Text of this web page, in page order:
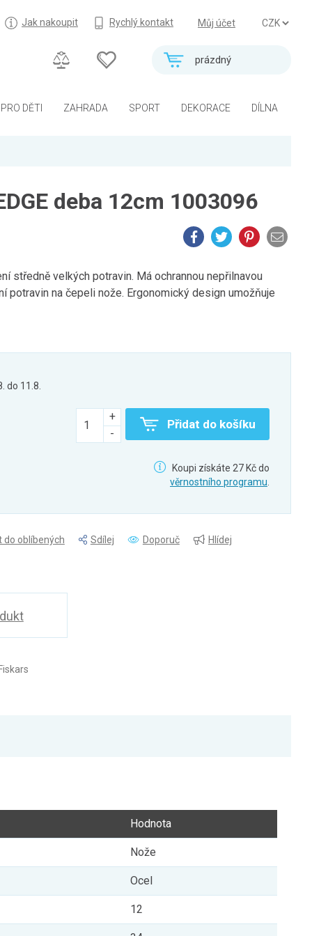
Můj účet
Jak nakoupit Rychlý kontakt
prázdný
PRO DĚTI ZAHRADA SPORT DEKORACE DÍLNA
deba 12cm 1003096
středně velkých potravin. Má ochrannou nepřilnavou
potravin na čepeli nože. Ergonomický design umožňuje
do 11.8.
Přidat do košíku
Koupi získáte 27 Kč do
věrnostního programu
do oblíbených Sdílej Doporuč
Hlídej
Hodnota
Nože
Ocel
12